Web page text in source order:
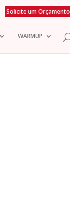
Solicite um Orçamento
WARMUP